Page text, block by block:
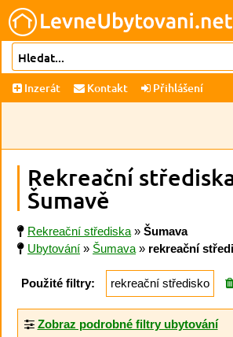
Inzerát Kontakt Přihlášení
Rekreační
Šumavě
Rekreační střediska » Šumava
Ubytování » Šumava » rekreační
Použité filtry: rekreační středisko
Zobraz podrobné filtry ubytování